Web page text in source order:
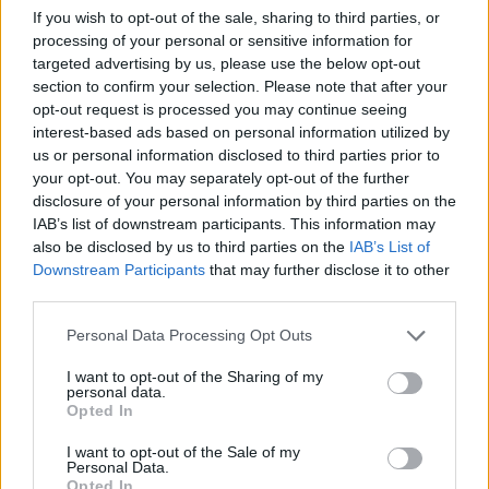
If you wish to opt-out of the sale, sharing to third parties, or
processing of your personal or sensitive information for
targeted advertising by us, please use the below opt-out
section to confirm your selection. Please note that after your
opt-out request is processed you may continue seeing
interest-based ads based on personal information utilized by
us or personal information disclosed to third parties prior to
your opt-out. You may separately opt-out of the further
disclosure of your personal information by third parties on the
IAB’s list of downstream participants. This information may
also be disclosed by us to third parties on the IAB’s List of
Downstream Participants that may further disclose it to other
Please note that this website/app uses one or more Google
not limited to your visit or usage behaviour. You may click to
grant or deny consent to Google and its third-party tags to
use your data for below specified purposes in below Google
consent section.
Personal Data Processing Opt Outs
I want to opt-out of the Sharing of my
personal data.
Opted In
I want to opt-out of the Sale of my
Personal Data.
Opted In
Sono previste inoltre condizioni collegate al prezzo
delle azioni e a milestone operative, che regolano
l’esercizio degli strumenti e l’erogazione delle
tranche finanziarie.
Dichiarazioni dei vertici e impatto strategico
Le leadership aziendali hanno definito l’accordo
come un rafforzamento di una collaborazione già
consolidata e la base per una relazione pluriennale.
AMD ha sottolineato l’esigenza di allineare
infrastrutture AI ad alte prestazioni e elevata
efficienza energetica. Meta ha evidenziato la
volontà di diversificare le risorse compute e
avanzati.